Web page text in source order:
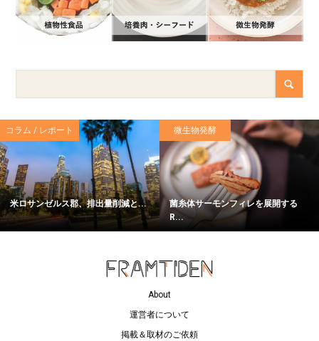
コラム / レポート
米ロサンゼルス郡、排出量削減と...
微生物発酵
菌糸体サーモンフィレを展開する
R...
About
運営者について
掲載＆取材のご依頼